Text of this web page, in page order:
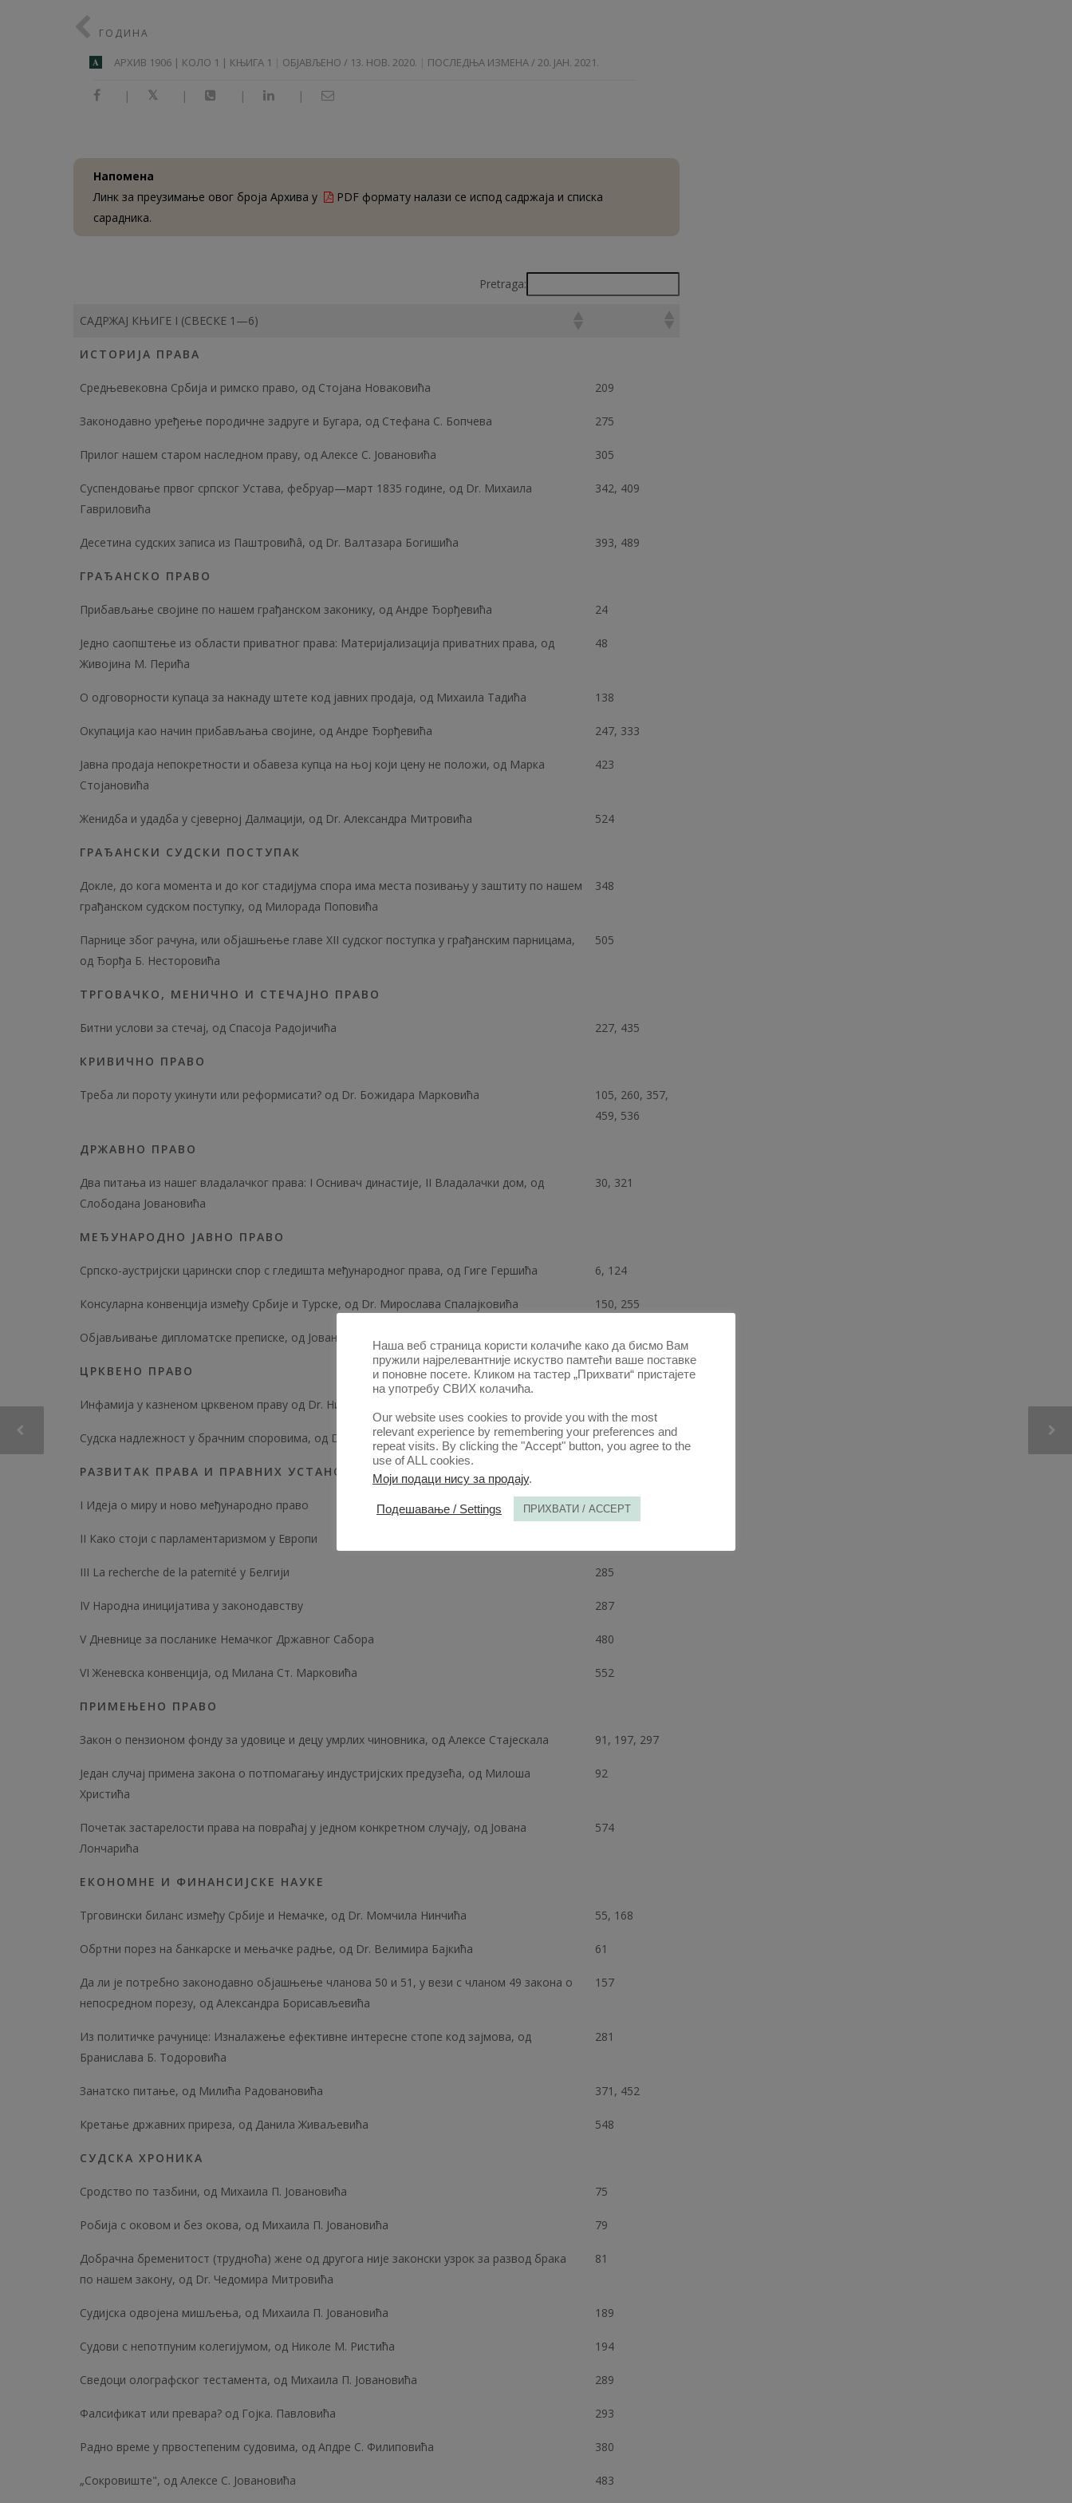
ГОДИНА
A АРХИВ 1906 | КОЛО 1 | КЊИГА 1 ОБЈАВЉЕНО / 13. НОВ. 2020. ПОСЛЕДЊА ИЗМЕНА / 20. ЈАН. 2021.
| | | |
Напомена
Линк за преузимање овог броја Архива у
PDF формату налази се испод садржаја и списка
сарадника.
Pretraga:
САДРЖАЈ КЊИГЕ I (СВЕСКЕ 1—6)
ИСТОРИЈА ПРАВА
Средњевековна Србија и римско право, од Стојана Новаковићa 209
Законодавно уређење породичне задруге и Бугара, од Стефана С. Бопчева 275
Прилог нашем старом наследном праву, од Алексе С. Јовановића 305
Суспендовање првог српског Устава, фебруар—март 1835 године, од Dr. Михаила
Гавриловића
342, 409
Десетина судских записа из Паштровићâ, од Dr. Валтазара Богишића 393, 489
ГРАЂАНСКО ПРАВО
Прибављање својине по нашем грађанском законику, од Андре Ђорђевића 24
Једно саопштење из области приватног права: Материјализација приватних права, од
Живојина М. Перића
48
О одговорности купаца за накнаду штете код јавних продаја, од Михаила Тадића 138
Окупација као начин прибављања својине, од Андре Ђорђевића 247, 333
Јавна продаја непокретности и обавеза купца на њој који цену не положи, од Марка
Стојановића
423
Женидба и удадба у сјеверној Далмацији, од Dr. Александра Митровића 524
ГРАЂАНСКИ СУДСКИ ПОСТУПАК
Докле, до кога момента и до ког стадијума спора има места позивању у заштиту по нашем
грађанском судском поступку, од Милорада Поповића
348
Парнице због рачуна, или објашњење главе XII судског поступка у грађанским парницама,
од Ђорђа Б. Несторовића
505
ТРГОВАЧКО, МЕНИЧНО И СТЕЧАЈНО ПРАВО
Битни услови за стечај, од Спасоја Радојичића 227, 435
КРИВИЧНО ПРАВО
Треба ли пороту укинути или реформисати? од Dr. Божидара Марковића
105, 260, 357,
459, 536
ДРЖАВНО ПРАВО
Два питања из нашег владалачког права: I Оснивач династије, II Владалачки дом, од
Слободана Јовановића
30, 321
МЕЂУНАРОДНО ЈАВНО ПРАВО
Српско-аустријски царински спор с гледишта међународног права, од Гиге Гершића 6, 124
Консуларна конвенција између Србије и Турске, од Dr. Мирослава Спалајковића 150, 255
Објављивање дипломатске преписке, од Јована Б. Јовановића
ЦРКВЕНО ПРАВО
Инфамија у казненом црквеном праву од Dr. Никодима Милаша
Судска надлежност у брачним споровима, од Dr. Никодима Милаша 118, 239
РАЗВИТАК ПРАВА И ПРАВНИХ УСТАНОВА
I Идеја о миру и ново међународно право 71
II Како стоји с парламентаризмом у Европи
III La recherche de la paternité у Белгији 285
IV Народна иницијатива у законодавству 287
V Дневнице за посланике Немачког Државног Сабора 480
VI Женевска конвенција, од Милана Ст. Марковића 552
ПРИМЕЊЕНО ПРАВО
Закон о пензионом фонду за удовице и децу умрлих чиновника, од Алексе Стајескала 91, 197, 297
Један случај примена закона о потпомагању индустријских предузећа, од Милоша
Христића
92
Почетак застарелости права на повраћај у једном конкретном случају, од Јована
Лончарића
574
ЕКОНОМНЕ И ФИНАНСИЈСКЕ НАУКЕ
Трговински биланс између Србије и Немачке, од Dr. Момчила Нинчића 55, 168
Обртни порез на банкарске и мењачке радње, од Dr. Велимира Бајкића 61
Да ли је потребно законодавно објашњење чланова 50 и 51, у вези с чланом 49 закона о
непосредном порезу, од Александра Борисављевића
157
Из политичке рачунице: Изналажење ефективне интересне стопе код зајмова, од
Бранислава Б. Тодоровића
281
Занатско питање, од Милића Радовановића 371, 452
Кретање државних приреза, од Данила Живаљевића 548
СУДСКА ХРОНИКА
Сродство по тазбини, од Михаила П. Јовановића 75
Робија с оковом и без окова, од Михаила П. Јовановића 79
Добрачна бременитост (трудноћа) жене од другога није законски узрок за развод брака
по нашем закону, од Dr. Чедомира Митровића
81
Судијска одвојена мишљења, од Михаила П. Јовановића 189
Судови с непотпуним колегијумом, од Николе М. Ристића 194
Сведоци олографског тестамента, од Михаила П. Јовановића 289
Фалсификат или превара? од Гојка. Павловића 293
Радно време у првостепеним судовима, од Апдре С. Филиповића 380
„Сокровиште", од Алексе С. Јовановића 483
Наша веб страница користи колачиће како да бисмо Вам
пружили најрелевантније искуство памтећи ваше поставке
и поновне посете. Кликом на тастер „Прихвати“ пристајете
на употребу СВИХ колачића.
Our website uses cookies to provide you with the most
relevant experience by remembering your preferences and
repeat visits. By clicking the "Accept" button, you agree to the
use of ALL cookies.
Моји подаци нису за продају.
Подешавање / Settings ПРИХВАТИ / ACCEPT